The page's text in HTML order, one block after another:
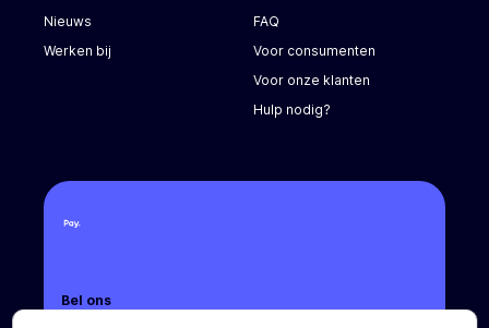
Bel ons
Nieuws
Werken bij
FAQ
Voor consumenten
Voor onze klanten
Hulp nodig?